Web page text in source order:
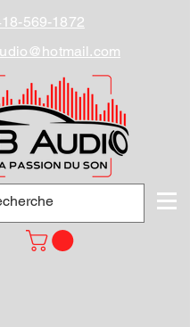
569-1872